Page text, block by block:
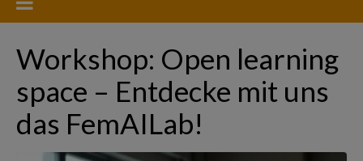
Workshop: Open learning
space – Entdecke mit uns
das FemAILab!